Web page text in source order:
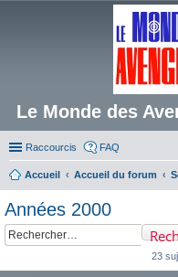
Le Monde des
Raccourcis FAQ
Accueil Accueil du forum
Années 2000
23